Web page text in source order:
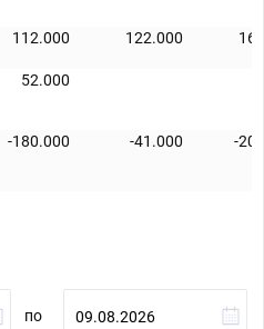
112.000 122.000
52.000
-180.000 -41.000 -
по